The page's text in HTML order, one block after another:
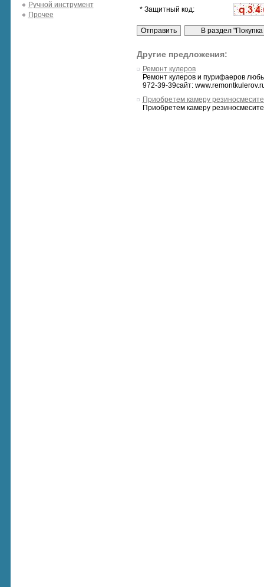
Ручной инструмент
Прочее
* Защитный код:
Другие предложения:
Ремонт кулеров
Ремонт кулеров и пурифаеров
972-39-39сайт:
Приобретем камеру
Приобретем камеру